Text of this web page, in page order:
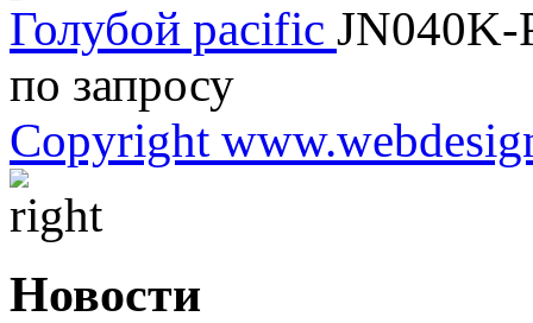
Голубой pacific JN040K-
по запросу
Copyright
Новости